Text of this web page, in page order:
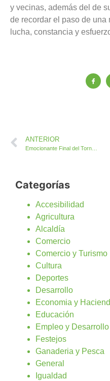
y vecinas, además del de
de recordar el paso de una
lucha, constancia y
ANTERIOR
Categorías
Accesibilidad
Agricultura
Alcaldía
Comercio
Comercio y Turismo
Cultura
Deportes
Desarrollo
Economia y
Educación
Empleo y Desarrollo
Festejos
Ganaderia y Pesca
General
Igualdad